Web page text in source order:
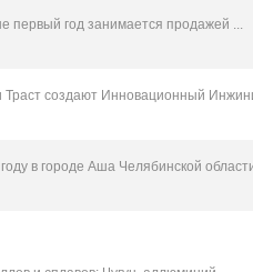
первый год занимается продажей ...
Траст создают Инновационный
в городе Аша Челябинской